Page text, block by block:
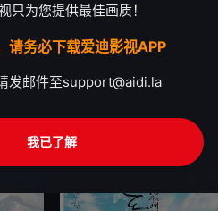
第5集 VIP
只为您提供最佳画质！
请务必下载爱迪影视APP
发邮件至support@aidi.la
我已了解